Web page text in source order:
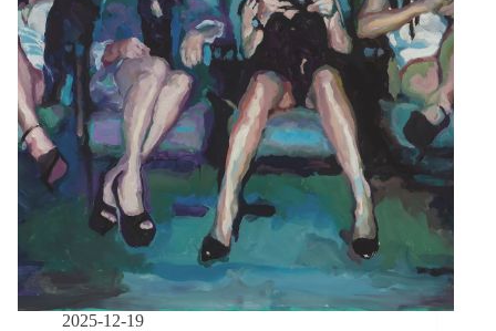
做
什
麼？
救
護
車
上
生
對
話，
誰
能
2025-12-19